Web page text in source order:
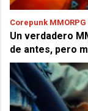
Corepunk MMORPG
Un verdadero
de antes, pero